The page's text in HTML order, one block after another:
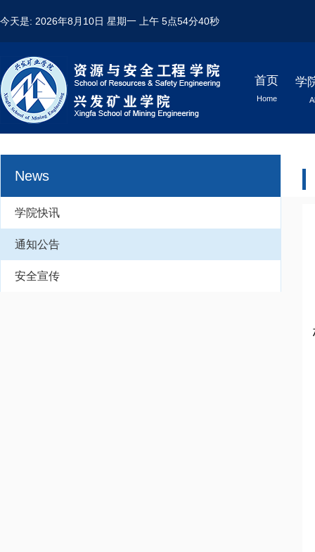
今天是: 2026年8月10日 星期一 上午 5点54分40秒
首页
Home
学
News
学院快讯
通知公告
安全宣传